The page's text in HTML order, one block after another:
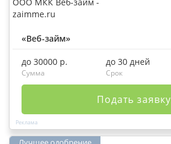
«Веб-займ»
до 30000 р.
Сумма
до 30 дней
Срок
Подать заявку